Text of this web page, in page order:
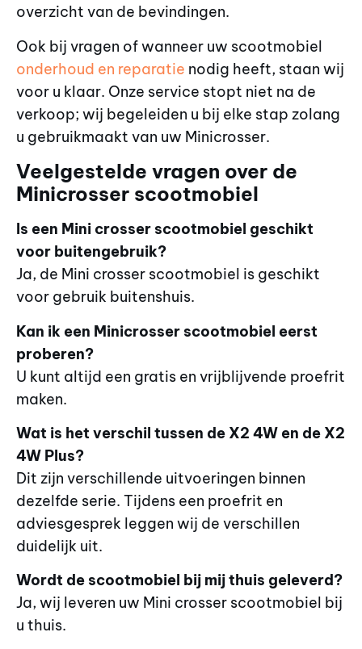
overzicht van de bevindingen.
Ook bij vragen of wanneer uw scootmobiel
onderhoud en reparatie nodig heeft, staan wij
voor u klaar. Onze service stopt niet na de
verkoop; wij begeleiden u bij elke stap zolang
u gebruikmaakt van uw Minicrosser.
Veelgestelde vragen over de
Minicrosser scootmobiel
Is een Mini crosser scootmobiel geschikt
voor buitengebruik?
Ja, de Mini crosser scootmobiel is geschikt
voor gebruik buitenshuis.
Kan ik een Minicrosser scootmobiel eerst
proberen?
U kunt altijd een gratis en vrijblijvende proefrit
maken.
Wat is het verschil tussen de X2 4W en de X2
4W Plus?
Dit zijn verschillende uitvoeringen binnen
dezelfde serie. Tijdens een proefrit en
adviesgesprek leggen wij de verschillen
duidelijk uit.
Wordt de scootmobiel bij mij thuis geleverd?
Ja, wij leveren uw Mini crosser scootmobiel bij
u thuis.